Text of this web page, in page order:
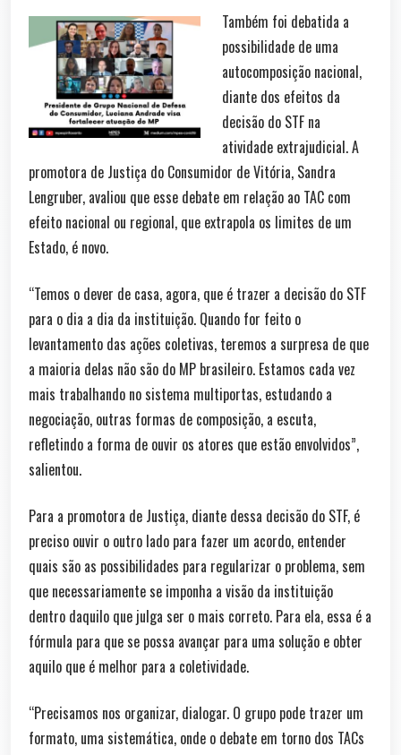
Também foi debatida a
possibilidade de uma
autocomposição nacional,
diante dos efeitos da
decisão do STF na
atividade extrajudicial. A
promotora de Justiça do Consumidor de Vitória, Sandra
Lengruber, avaliou que esse debate em relação ao TAC com
efeito nacional ou regional, que extrapola os limites de um
Estado, é novo.
“Temos o dever de casa, agora, que é trazer a decisão do STF
para o dia a dia da instituição. Quando for feito o
levantamento das ações coletivas, teremos a surpresa de que
a maioria delas não são do MP brasileiro. Estamos cada vez
mais trabalhando no sistema multiportas, estudando a
negociação, outras formas de composição, a escuta,
refletindo a forma de ouvir os atores que estão envolvidos”,
salientou.
Para a promotora de Justiça, diante dessa decisão do STF, é
preciso ouvir o outro lado para fazer um acordo, entender
quais são as possibilidades para regularizar o problema, sem
que necessariamente se imponha a visão da instituição
dentro daquilo que julga ser o mais correto. Para ela, essa é a
fórmula para que se possa avançar para uma solução e obter
aquilo que é melhor para a coletividade.
“Precisamos nos organizar, dialogar. O grupo pode trazer um
formato, uma sistemática, onde o debate em torno dos TACs